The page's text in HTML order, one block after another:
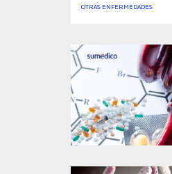
OTRAS ENFERMEDADES